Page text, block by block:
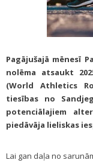
Pagājušajā mēnesī
nolēma atsaukt
(World Athletics
tiesības no
potenciālajiem
piedāvāja lieliskas
Lai gan daļa no